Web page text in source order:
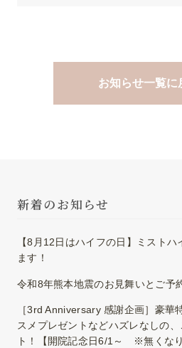
お知らせ一覧に
新着のお知らせ
【8月12日はハイフの日】ミスト
ます！
令和8年熊本地震のお見舞いとご予
［3rd Anniversary 感謝企画］豪華
スメプレゼントなどハズレなしの
ト！【開院記念日6/1～ ※無くなり